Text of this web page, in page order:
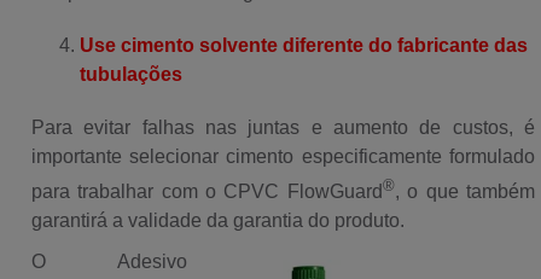
Use cimento solvente diferente do fabricante das
tubulações
Para evitar falhas nas juntas e aumento de custos, é
importante selecionar cimento especificamente formulado
para trabalhar com o CPVC FlowGuard®, o que também
garantirá a validade da garantia do produto.
O Adesivo